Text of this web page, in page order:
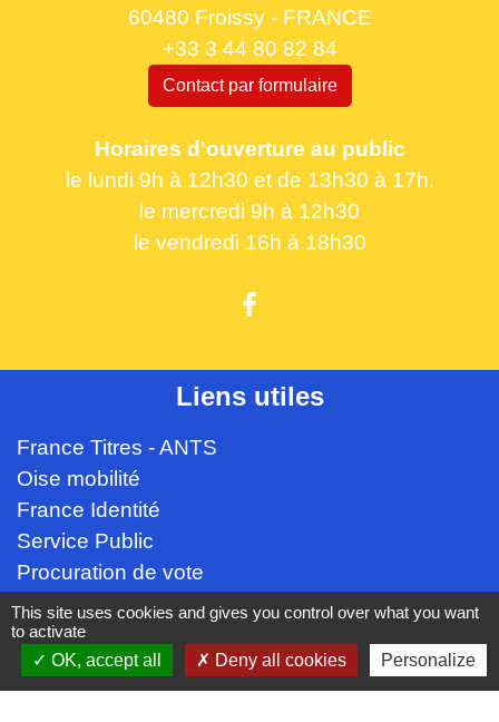
60480 Froissy - FRANCE
+33 3 44 80 82 84
Contact par formulaire
Horaires d'ouverture au public
le lundi 9h à 12h30 et de 13h30 à 17h.
le mercredi 9h à 12h30
le vendredi 16h à 18h30
Liens utiles
France Titres - ANTS
Oise mobilité
France Identité
Service Public
Procuration de vote
Partenaires institutionnels
CC Oise Picarde
This site uses cookies and gives you control over what you want
to activate
OK, accept all
Deny all cookies Personalize